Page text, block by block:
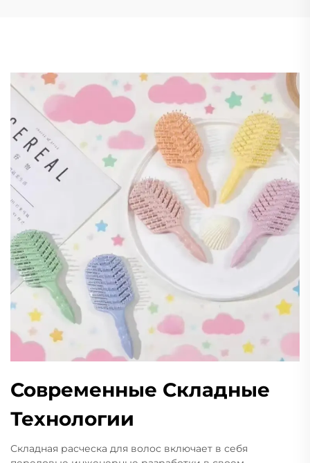
Современные Складные
Технологии
Складная расческа для волос включает в себя